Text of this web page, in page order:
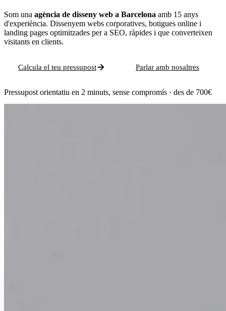
Som una agència de disseny web a Barcelona amb 15 anys
d'experiència. Dissenyem webs corporatives, botigues online i
landing pages optimitzades per a SEO, ràpides i que converteixen
visitants en clients.
Calcula el teu pressupost Parlar amb nosaltres
Pressupost orientatiu en 2 minuts, sense compromís · des de 700€